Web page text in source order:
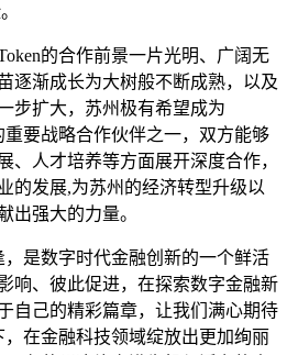
的合作前景一片光明、广阔无
逐渐成长为大树般不断成熟，以及
步扩大，苏州极有希望成为
重要战略合作伙伴之一，双方能够
、人才培养等方面展开深度合作，
的发展,为苏州的经济转型升级以
出强大的力量。
，是数字时代金融创新的一个鲜活
响、彼此促进，在探索数字金融新
自己的精彩篇章，让我们满心期待
，在金融科技领域绽放出更加绚丽